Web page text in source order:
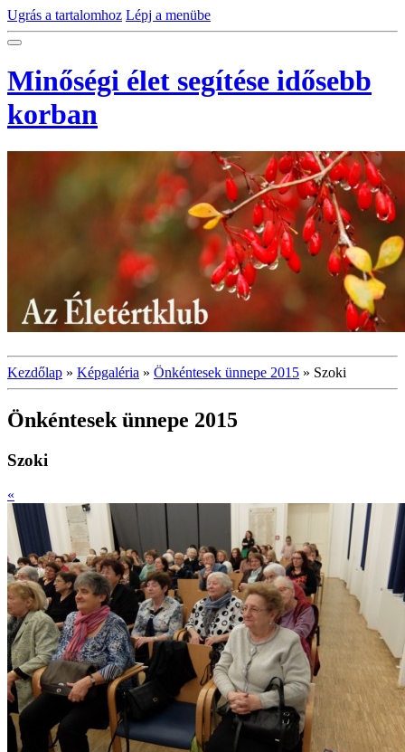
Ugrás a tartalomhoz Lépj a menübe
Minőségi élet segítése idősebb
korban
Kezdőlap » Képgaléria » Önkéntesek ünnepe 2015 » Szoki
Önkéntesek ünnepe 2015
Szoki
«